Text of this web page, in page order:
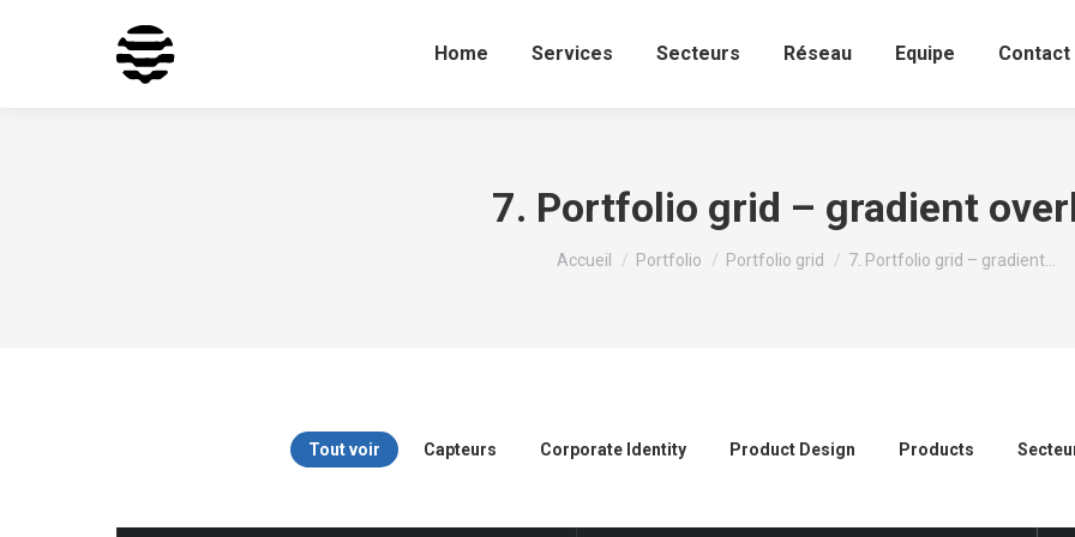
Home Services Secteurs Réseau Equipe Contact
7. Portfolio grid – gradient
Vous êtes ici :
Accueil Portfolio Portfolio grid 7. Portfolio grid – gradient…
Tout voir Capteurs Corporate Identity Product Design Products